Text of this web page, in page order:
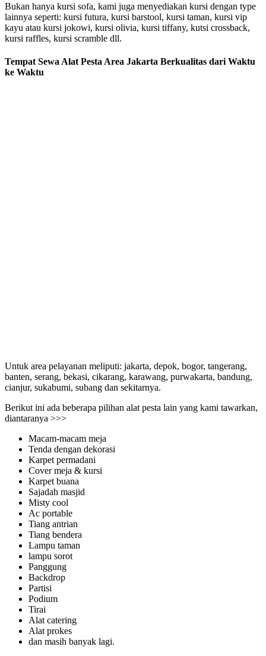
Bukan hanya kursi sofa, kami juga menyediakan kursi dengan type
lainnya seperti: kursi futura, kursi barstool, kursi taman, kursi vip
kayu atau kursi jokowi, kursi olivia, kursi tiffany, kutsi crossback,
kursi raffles, kursi scramble dll.
Tempat Sewa Alat Pesta Area Jakarta Berkualitas dari Waktu
ke Waktu
Untuk area pelayanan meliputi: jakarta, depok, bogor, tangerang,
banten, serang, bekasi, cikarang, karawang, purwakarta, bandung,
cianjur, sukabumi, subang dan sekitarnya.
Berikut ini ada beberapa pilihan alat pesta lain yang kami tawarkan,
diantaranya >>>
Macam-macam meja
Tenda dengan dekorasi
Karpet permadani
Cover meja & kursi
Karpet buana
Sajadah masjid
Misty cool
Ac portable
Tiang antrian
Tiang bendera
Lampu taman
lampu sorot
Panggung
Backdrop
Partisi
Podium
Tirai
Alat catering
Alat prokes
dan masih banyak lagi.